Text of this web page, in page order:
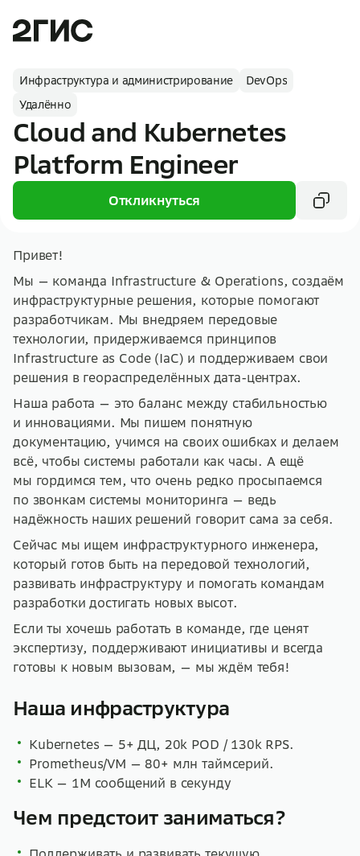
Инфраструктура и администрирование
DevOps
Удалённо
Cloud and Kubernetes
Platform Engineer
Откликнуться
Привет!
Мы — команда Infrastructure & Operations, создаём
инфраструктурные решения, которые помогают
разработчикам. Мы внедряем передовые
технологии, придерживаемся принципов
Infrastructure as Code (IaC) и поддерживаем свои
решения в геораспределённых дата-центрах.
Наша работа — это баланс между стабильностью
и инновациями. Мы пишем понятную
документацию, учимся на своих ошибках и делаем
всё, чтобы системы работали как часы. А ещё
мы гордимся тем, что очень редко просыпаемся
по звонкам системы мониторинга — ведь
надёжность наших решений говорит сама за себя.
Сейчас мы ищем инфраструктурного инженера,
который готов быть на передовой технологий,
развивать инфраструктуру и помогать командам
разработки достигать новых высот.
Если ты хочешь работать в команде, где ценят
экспертизу, поддерживают инициативы и всегда
готовы к новым вызовам, — мы ждём тебя!
Наша инфраструктура
Kubernetes — 5+ ДЦ, 20k POD / 130k RPS.
Prometheus/VM — 80+ млн таймсерий.
ELK — 1M сообщений в секунду
Чем предстоит заниматься?